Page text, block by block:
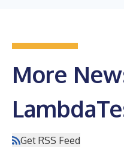
More
Get RSS Feed